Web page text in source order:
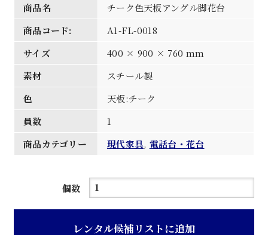
商品名
チーク色天板アングル脚花台
商品コード:
A1-FL-0018
サイズ
400 × 900 × 760 mm
素材
スチール製
色
天板:チーク
員数
1
商品カテゴリー
現代家具, 電話台・花台
個数
チ
レンタル候補リストに追加